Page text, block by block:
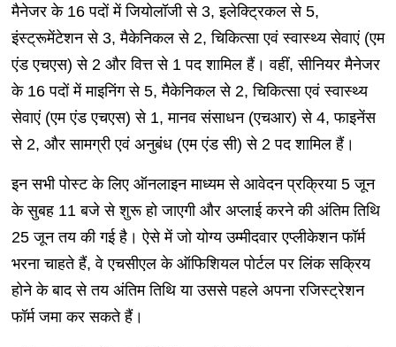
मैनेजर के 16 पदों में जियोलॉजी से 3, इलेक्ट्रिकल से 5,
इंस्ट्रूमेंटेशन से 3, मैकेनिकल से 2, चिकित्सा एवं स्वास्थ्य सेवाएं (एम
एंड एचएस) से 2 और वित्त से 1 पद शामिल हैं। वहीं, सीनियर मैनेजर
के 16 पदों में माइनिंग से 5, मैकेनिकल से 2, चिकित्सा एवं स्वास्थ्य
सेवाएं (एम एंड एचएस) से 1, मानव संसाधन (एचआर) से 4, फाइनेंस
से 2, और सामग्री एवं अनुबंध (एम एंड सी) से 2 पद शामिल हैं।
इन सभी पोस्ट के लिए ऑनलाइन माध्यम से आवेदन प्रक्रिया 5 जून
के सुबह 11 बजे से शुरू हो जाएगी और अप्लाई करने की अंतिम तिथि
25 जून तय की गई है। ऐसे में जो योग्य उम्मीदवार एप्लीकेशन फॉर्म
भरना चाहते हैं, वे एचसीएल के ऑफिशियल पोर्टल पर लिंक सक्रिय
होने के बाद से तय अंतिम तिथि या उससे पहले अपना रजिस्ट्रेशन
फॉर्म जमा कर सकते हैं।